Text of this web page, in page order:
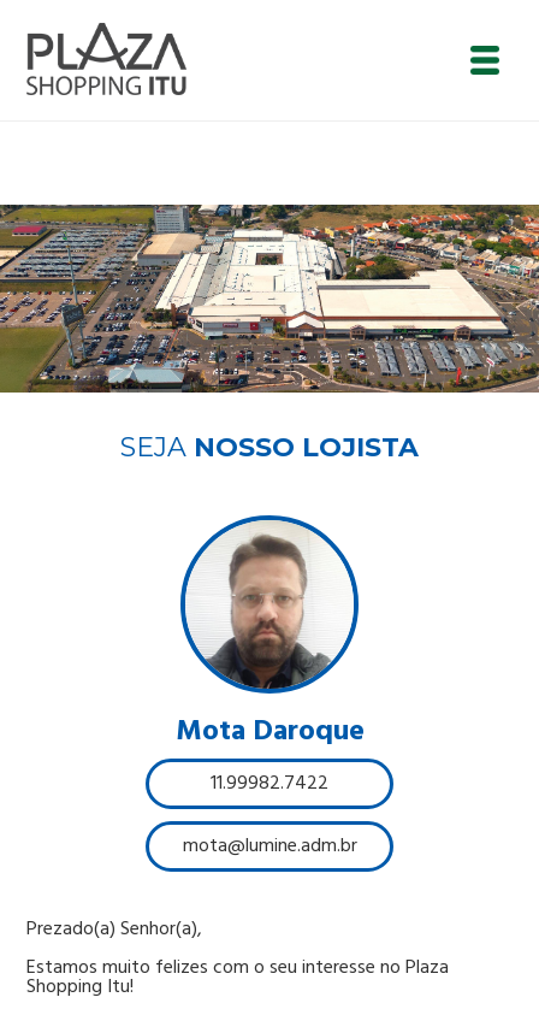
SEJA NOSSO LOJISTA
Mota Daroque
11.99982.7422
mota@lumine.adm.br
Prezado(a) Senhor(a),
Estamos muito felizes com o seu interesse no Plaza
Shopping Itu!